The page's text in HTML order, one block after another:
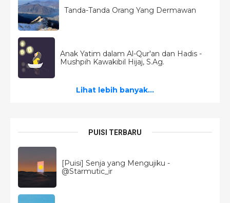
Tanda-Tanda Orang Yang Dermawan
Anak Yatim dalam Al-Qur'an dan Hadis -
Mushpih Kawakibil Hijaj, S.Ag.
Lihat lebih banyak...
PUISI TERBARU
[Puisi] Senja yang Mengujiku -
@Starmutic_ir